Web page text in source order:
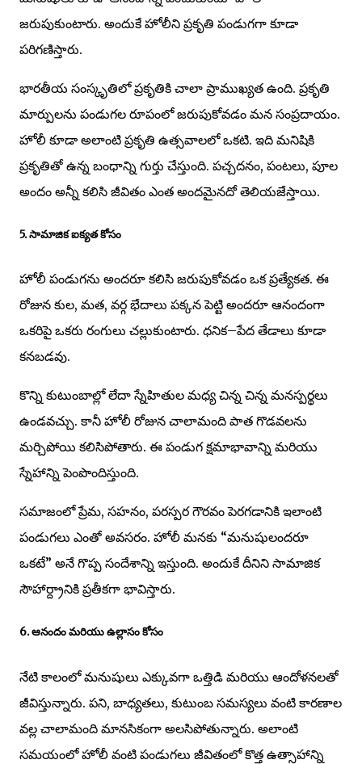
జరుపుకుంటారు. అందుకే హోలీని ప్రకృతి పండుగగా కూడా
పరిగణిస్తారు.
భారతీయ సంస్కృతిలో ప్రకృతికి చాలా ప్రాముఖ్యత ఉంది. ప్రకృతి
మార్పులను పండుగల రూపంలో జరుపుకోవడం మన సంప్రదాయం.
హోలీ కూడా అలాంటి ప్రకృతి ఉత్సవాలలో ఒకటి. ఇది మనిషికి
ప్రకృతితో ఉన్న బంధాన్ని గుర్తు చేస్తుంది. పచ్చదనం, పంటలు, పూల
అందం అన్నీ కలిసి జీవితం ఎంత అందమైనదో తెలియజేస్తాయి.
5. సామాజిక ఐక్యత కోసం
హోలీ పండుగను అందరూ కలిసి జరుపుకోవడం ఒక ప్రత్యేకత. ఈ
రోజున కుల, మత, వర్గ భేదాలు పక్కన పెట్టి అందరూ ఆనందంగా
ఒకరిపై ఒకరు రంగులు చల్లుకుంటారు. ధనిక–పేద తేడాలు కూడా
కనబడవు.
కొన్ని కుటుంబాల్లో లేదా స్నేహితుల మధ్య చిన్న చిన్న మనస్పర్థలు
ఉండవచ్చు. కానీ హోలీ రోజున చాలామంది పాత గొడవలను
మర్చిపోయి కలిసిపోతారు. ఈ పండుగ క్షమాభావాన్ని మరియు
స్నేహాన్ని పెంపొందిస్తుంది.
సమాజంలో ప్రేమ, సహనం, పరస్పర గౌరవం పెరగడానికి ఇలాంటి
పండుగలు ఎంతో అవసరం. హోలీ మనకు “మనుషులందరూ
ఒకటే” అనే గొప్ప సందేశాన్ని ఇస్తుంది. అందుకే దీనిని సామాజిక
సౌహార్ద్రానికి ప్రతీకగా భావిస్తారు.
6. ఆనందం మరియు ఉల్లాసం కోసం
నేటి కాలంలో మనుషులు ఎక్కువగా ఒత్తిడి మరియు ఆందోళనలతో
జీవిస్తున్నారు. పని, బాధ్యతలు, కుటుంబ సమస్యలు వంటి కారణాల
వల్ల చాలామంది మానసికంగా అలసిపోతున్నారు. అలాంటి
సమయంలో హోలీ వంటి పండుగలు జీవితంలో కొత్త ఉత్సాహాన్ని